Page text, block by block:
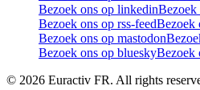
Bezoek ons op linkedinBezoek
Bezoek ons op rss-feedBezoek
Bezoek ons op mastodon
Bezoek ons op blueskyBezoek
© 2026 Euractiv FR. All rights